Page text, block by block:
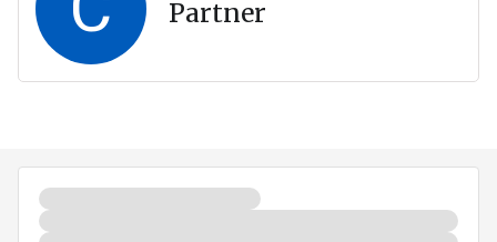
Partner